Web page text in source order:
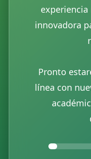
experiencia
innovadora
Pronto
línea con